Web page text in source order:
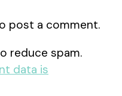
post a comment.
reduce spam.
data is